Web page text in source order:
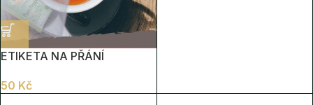
ETIKETA NA PŘÁNÍ
50 Kč